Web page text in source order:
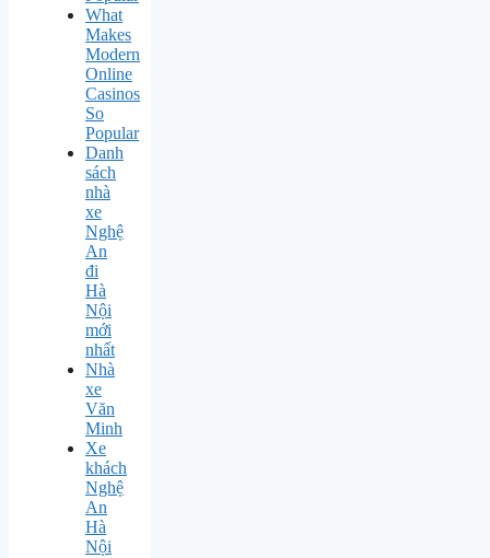
What
Makes
Modern
Online
Casinos
So
Popular
Danh
sách
nhà
xe
Nghệ
An
đi
Hà
Nội
mới
nhất
Nhà
xe
Văn
Minh
Xe
khách
Nghệ
An
Hà
Nội